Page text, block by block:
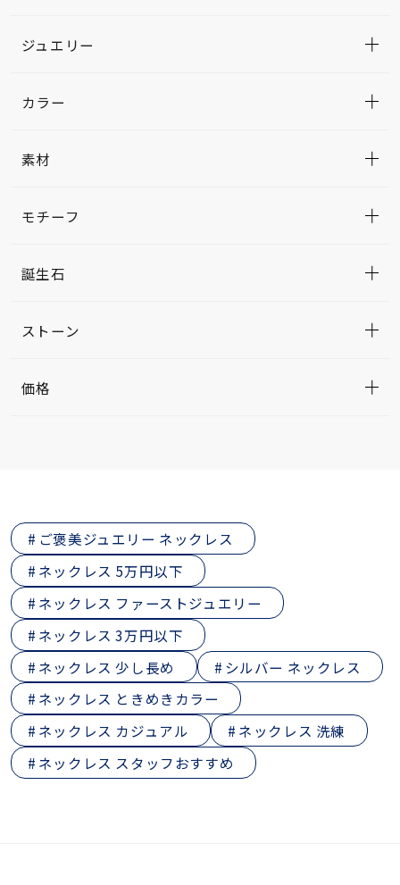
ジュエリー
カラー
素材
モチーフ
誕生石
ストーン
価格
ご褒美ジュエリー ネックレス
ネックレス 5万円以下
ネックレス ファーストジュエリー
ネックレス 3万円以下
ネックレス 少し長め
シルバー ネックレス
ネックレス ときめきカラー
ネックレス カジュアル
ネックレス 洗練
ネックレス スタッフおすすめ